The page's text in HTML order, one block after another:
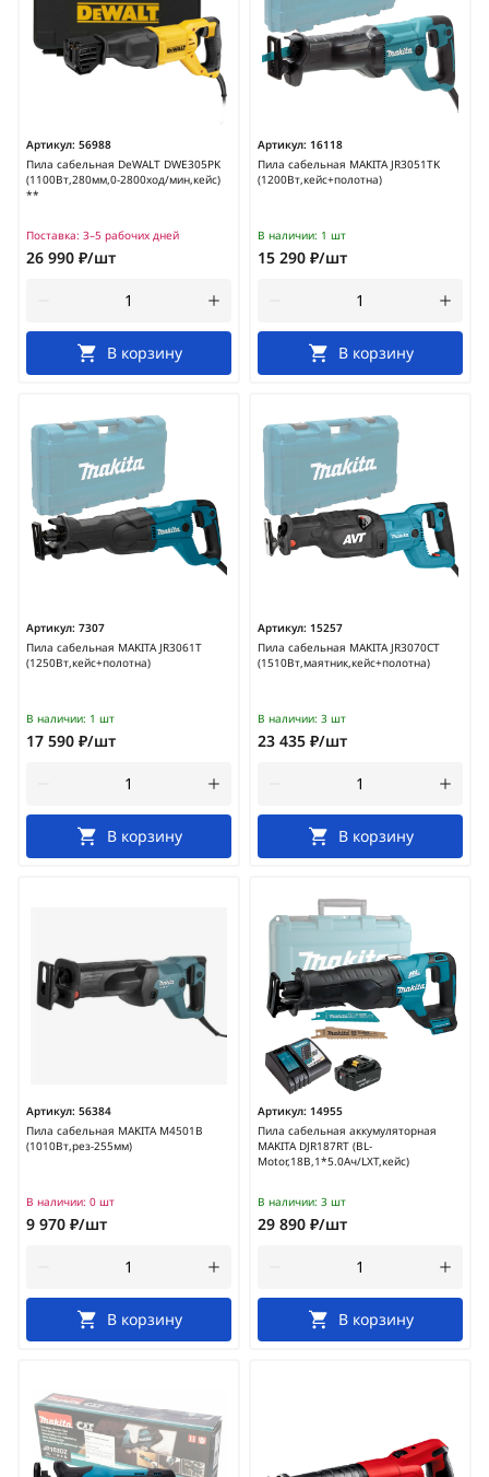
Артикул: 56988
Пила сабельная DeWALT DWE305PK
(1100Вт,280мм,0-2800ход/мин,кейс)
**
Поставка: 3–5 рабочих дней
26 990 ₽/шт
В корзину
Артикул: 16118
Пила сабельная MAKITA JR3051TK
(1200Вт,кейс+полотна)
В наличии: 1 шт
15 290 ₽/шт
В корзину
Артикул: 7307
Пила сабельная MAKITA JR3061T
(1250Вт,кейс+полотна)
В наличии: 1 шт
17 590 ₽/шт
В корзину
Артикул: 15257
Пила сабельная MAKITA JR3070CT
(1510Вт,маятник,кейс+полотна)
В наличии: 3 шт
23 435 ₽/шт
В корзину
Артикул: 56384
Пила сабельная MAKITA M4501B
(1010Вт,рез-255мм)
В наличии: 0 шт
9 970 ₽/шт
В корзину
Артикул: 14955
Пила сабельная аккумуляторная
MAKITA DJR187RT (BL-
Motor,18В,1*5.0Ач/LXT,кейс)
В наличии: 3 шт
29 890 ₽/шт
В корзину